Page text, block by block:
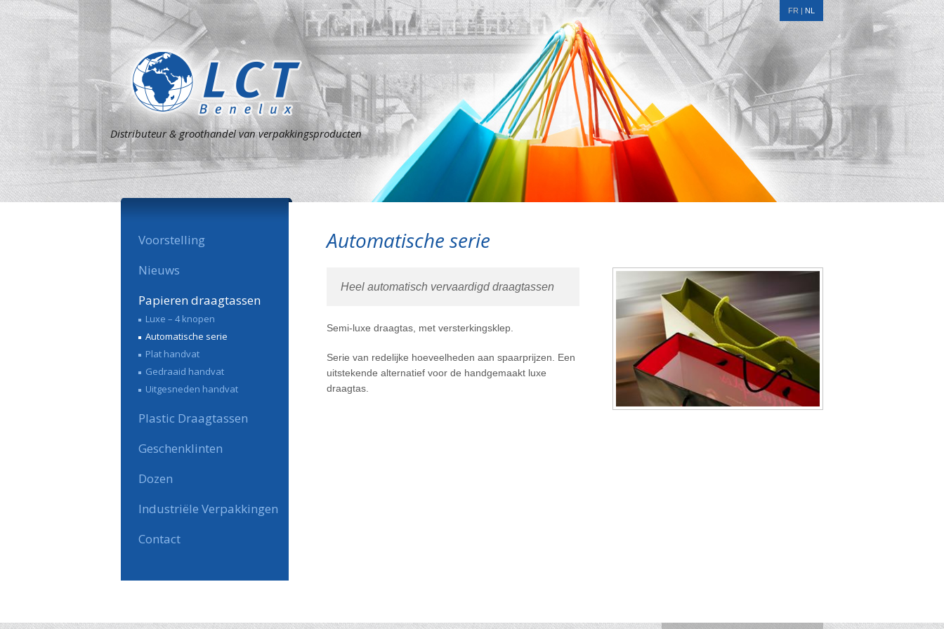
FR | NL
Distributeur & groothandel van verpakkingsproducten
Voorstelling
Nieuws
Papieren draagtassen
Luxe – 4 knopen
Automatische serie
Plat handvat
Gedraaid handvat
Uitgesneden handvat
Plastic Draagtassen
Geschenklinten
Dozen
Industriële Verpakkingen
Contact
Automatische serie
Heel automatisch vervaardigd draagtassen
Semi-luxe draagtas, met versterkingsklep.
Serie van redelijke hoeveelheden aan spaarprijzen. Een
uitstekende alternatief voor de handgemaakt luxe
draagtas.